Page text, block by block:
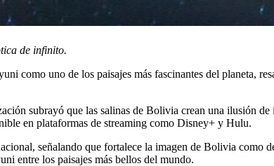
de infinito.
como uno de los paisajes más fascinantes del planeta,
subrayó que las salinas de Bolivia crean una ilusión
en plataformas de streaming como Disney+ y Hulu.
señalando que fortalece la imagen de Bolivia como
entre los paisajes más bellos del mundo.